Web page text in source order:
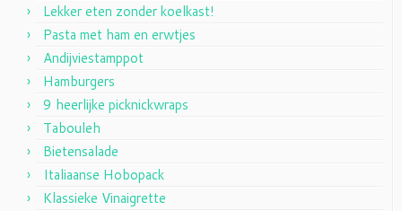
Lekker eten zonder koelkast!
Pasta met ham en erwtjes
Andijviestamppot
Hamburgers
9 heerlijke picknickwraps
Tabouleh
Bietensalade
Italiaanse Hobopack
Klassieke Vinaigrette